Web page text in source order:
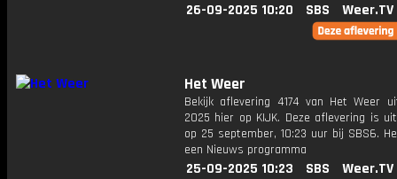
26-09-2025 10:20 SBS Weer.TV
Het Weer
Bekijk aflevering 4174 van Het Weer
2025 hier op KIJK. Deze aflevering is
op 25 september, 10:23 uur bij SBS6.
een Nieuws programma
25-09-2025 10:23 SBS Weer.TV